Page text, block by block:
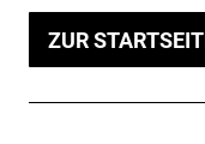
ZUR